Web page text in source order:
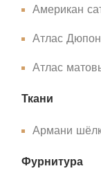
Американ
Атлас Дюпон
Атлас
Ткани
Армани
Фурнитура